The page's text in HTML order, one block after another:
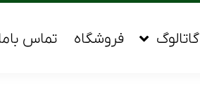
گاتالوگ فروشگاه تماس